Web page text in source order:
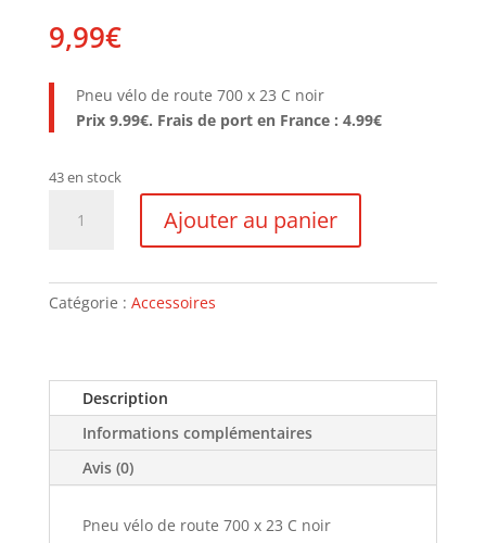
9,99€
Pneu vélo de route 700 x 23 C noir
Prix 9.99€. Frais de port en France : 4.99€
43 en stock
de
x
Ajouter au panier
Catégorie : Accessoires
Description
Informations complémentaires
Avis (0)
Pneu vélo de route 700 x 23 C noir